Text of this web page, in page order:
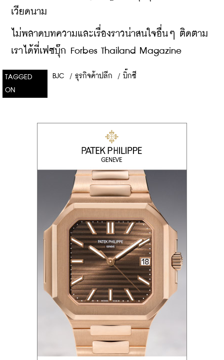
เวียดนาม
ไม่พลาดบทความและเรื่องราวน่าสนใจอื่นๆ ติดตาม
เราได้ที่เฟซบุ๊ก Forbes Thailand Magazine
TAGGED
ON
BJC / ธุรกิจค้าปลีก / บิ๊กซี